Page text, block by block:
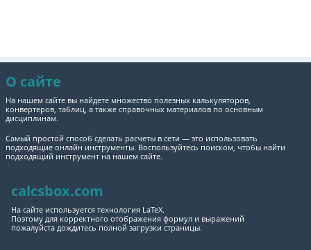
О сайте
На нашем сайте вы найдете множество полезных калькуляторов,
конвертеров, таблиц, а также справочных материалов по основным
дисциплинам.
Самый простой способ сделать расчеты в сети — это использовать
подходящие онлайн инструменты. Воспользуйтесь поиском, чтобы найти
подходящий инструмент на нашем сайте.
calcsbox.com
На сайте используется технология LaTeX.
Поэтому для корректного отображения формул и выражений
пожалуйста дождитесь полной загрузки страницы.